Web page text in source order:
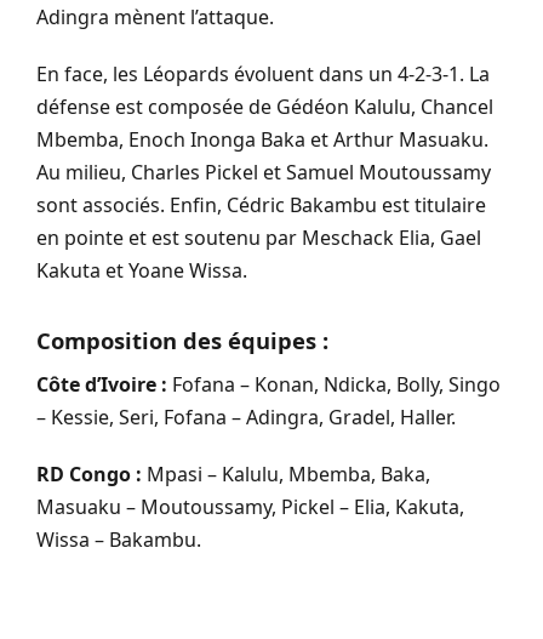
Adingra mènent l’attaque.
En face, les Léopards évoluent dans un 4-2-3-1. La
défense est composée de Gédéon Kalulu, Chancel
Mbemba, Enoch Inonga Baka et Arthur Masuaku.
Au milieu, Charles Pickel et Samuel Moutoussamy
sont associés. Enfin, Cédric Bakambu est titulaire
en pointe et est soutenu par Meschack Elia, Gael
Kakuta et Yoane Wissa.
Composition des équipes :
Côte d’Ivoire : Fofana – Konan, Ndicka, Bolly, Singo
– Kessie, Seri, Fofana – Adingra, Gradel, Haller.
RD Congo : Mpasi – Kalulu, Mbemba, Baka,
Masuaku – Moutoussamy, Pickel – Elia, Kakuta,
Wissa – Bakambu.